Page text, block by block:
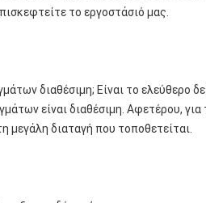
το εργοστάσιό μας.
διαθέσιμη; Είναι το ελεύθερο
είναι διαθέσιμη. Αφετέρου,
μεγάλη διαταγή που τοποθετείται.